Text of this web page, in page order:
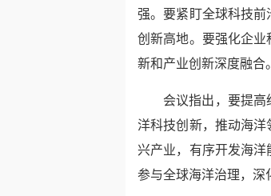
强。要紧盯全球科技
创新高地。要强化企
新和产业创新深度融合。
会议指出，要提
洋科技创新，推动海
兴产业，有序开发海
参与全球海洋治理，深